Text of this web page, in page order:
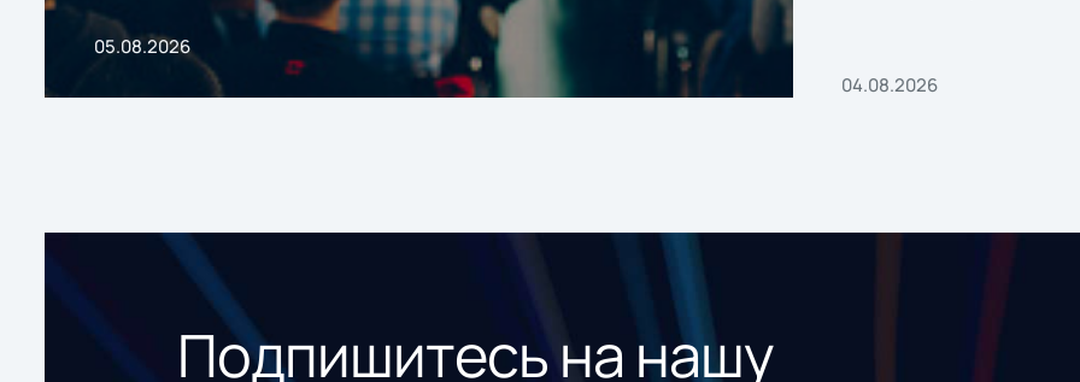
05.08.2026
04.08.2026
Подпишитесь на нашу